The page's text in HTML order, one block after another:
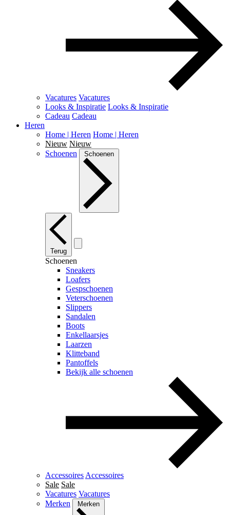
Vacatures Vacatures
Looks & Inspiratie Looks & Inspiratie
Cadeau Cadeau
Heren
Home | Heren Home | Heren
Nieuw Nieuw
Schoenen
Schoenen
Terug
Schoenen
Sneakers
Loafers
Gespschoenen
Veterschoenen
Slippers
Sandalen
Boots
Enkellaarsjes
Laarzen
Klitteband
Pantoffels
Bekijk alle schoenen
Accessoires Accessoires
Sale Sale
Vacatures Vacatures
Merken
Merken